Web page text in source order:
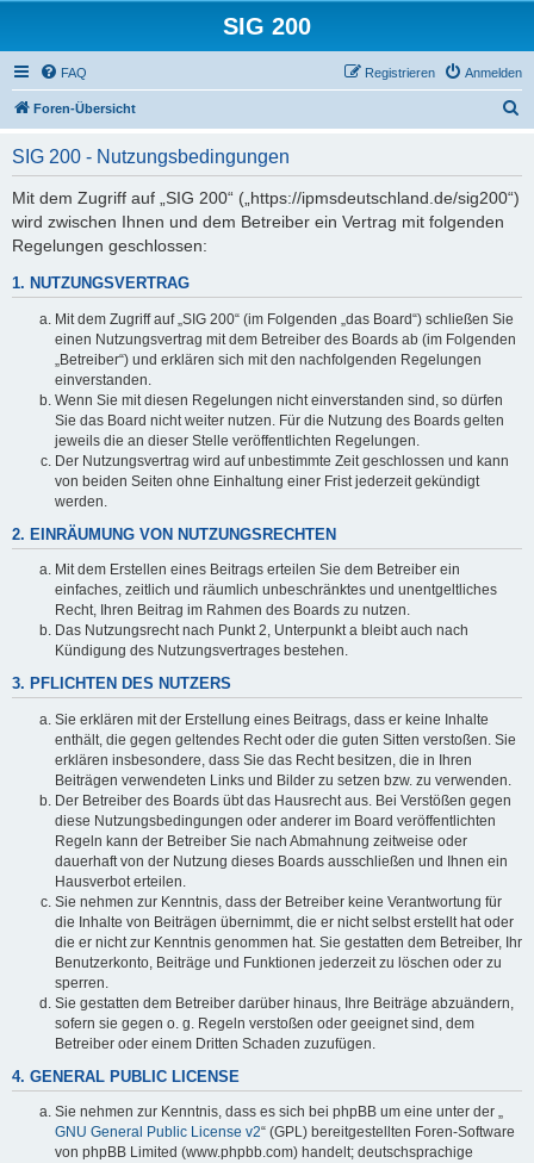
SIG 200
FAQ Anmelden
Registrieren
Foren-Übersicht
SIG 200 - Nutzungsbedingungen
Mit dem Zugriff auf „SIG 200“ („https://ipmsdeutschland.de/sig200“)
wird zwischen Ihnen und dem Betreiber ein Vertrag mit folgenden
Regelungen geschlossen:
1. NUTZUNGSVERTRAG
Mit dem Zugriff auf „SIG 200“ (im Folgenden „das Board“) schließen Sie
einen Nutzungsvertrag mit dem Betreiber des Boards ab (im Folgenden
„Betreiber“) und erklären sich mit den nachfolgenden Regelungen
einverstanden.
Wenn Sie mit diesen Regelungen nicht einverstanden sind, so dürfen
Sie das Board nicht weiter nutzen. Für die Nutzung des Boards gelten
jeweils die an dieser Stelle veröffentlichten Regelungen.
Der Nutzungsvertrag wird auf unbestimmte Zeit geschlossen und kann
von beiden Seiten ohne Einhaltung einer Frist jederzeit gekündigt
werden.
2. EINRÄUMUNG VON NUTZUNGSRECHTEN
Mit dem Erstellen eines Beitrags erteilen Sie dem Betreiber ein
einfaches, zeitlich und räumlich unbeschränktes und unentgeltliches
Recht, Ihren Beitrag im Rahmen des Boards zu nutzen.
Das Nutzungsrecht nach Punkt 2, Unterpunkt a bleibt auch nach
Kündigung des Nutzungsvertrages bestehen.
3. PFLICHTEN DES NUTZERS
Sie erklären mit der Erstellung eines Beitrags, dass er keine Inhalte
enthält, die gegen geltendes Recht oder die guten Sitten verstoßen. Sie
erklären insbesondere, dass Sie das Recht besitzen, die in Ihren
Beiträgen verwendeten Links und Bilder zu setzen bzw. zu verwenden.
Der Betreiber des Boards übt das Hausrecht aus. Bei Verstößen gegen
diese Nutzungsbedingungen oder anderer im Board veröffentlichten
Regeln kann der Betreiber Sie nach Abmahnung zeitweise oder
dauerhaft von der Nutzung dieses Boards ausschließen und Ihnen ein
Hausverbot erteilen.
Sie nehmen zur Kenntnis, dass der Betreiber keine Verantwortung für
die Inhalte von Beiträgen übernimmt, die er nicht selbst erstellt hat oder
die er nicht zur Kenntnis genommen hat. Sie gestatten dem Betreiber, Ihr
Benutzerkonto, Beiträge und Funktionen jederzeit zu löschen oder zu
sperren.
Sie gestatten dem Betreiber darüber hinaus, Ihre Beiträge abzuändern,
sofern sie gegen o. g. Regeln verstoßen oder geeignet sind, dem
Betreiber oder einem Dritten Schaden zuzufügen.
4. GENERAL PUBLIC LICENSE
Sie nehmen zur Kenntnis, dass es sich bei phpBB um eine unter der „
GNU General Public License v2“ (GPL) bereitgestellten Foren-Software
von phpBB Limited (www.phpbb.com) handelt; deutschsprachige